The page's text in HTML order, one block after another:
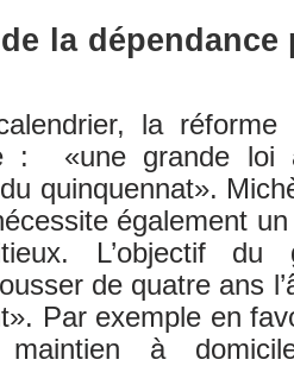
la dépendance
la réforme
: «une grande
quinquennat».
également un
L’objectif du
de quatre ans
Par exemple en
à